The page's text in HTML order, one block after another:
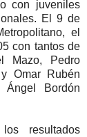
con juveniles
El 9 de
el
con tantos de
Mazo, Pedro
Omar Rubén
Bordón
resultados